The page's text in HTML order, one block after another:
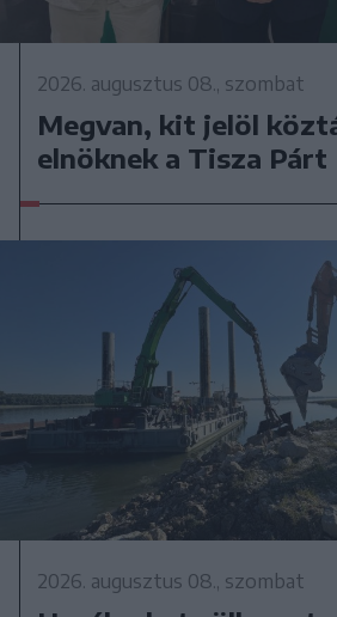
2026. augusztus 08., szombat
Megvan, kit jelöl
elnöknek a Tisza Párt
2026. augusztus 08., szombat